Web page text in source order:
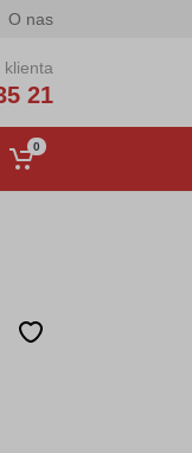
O nas
klienta
21
0